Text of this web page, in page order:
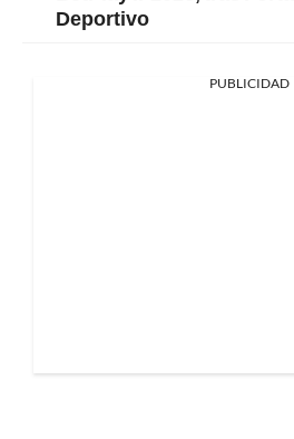
Deportivo
PUBLICIDAD